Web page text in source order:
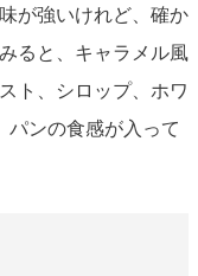
が強いけれど、確か
ると、キャラメル風
ト、シロップ、ホワ
ンの食感が入って